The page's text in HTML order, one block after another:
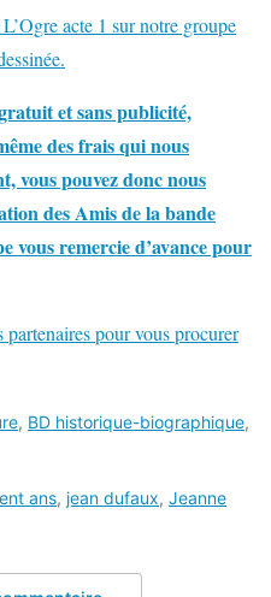
acte 1 sur notre groupe
et sans publicité,
des frais qui nous
vous pouvez donc nous
des Amis de la bande
vous remercie d’avance pour
pour vous procurer
, BD historique-biographique,
ans, jean dufaux, Jeanne